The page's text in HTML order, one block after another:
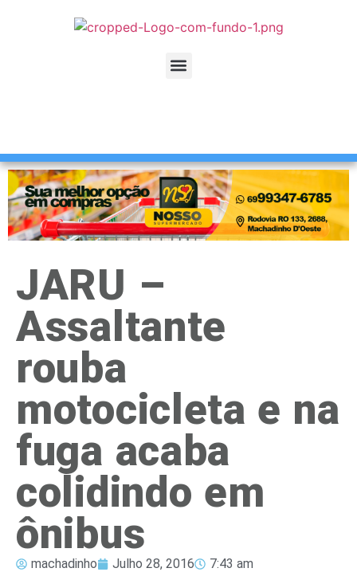
JARU –
Assaltante
rouba
motocicleta e na
fuga acaba
colidindo em
ônibus
machadinho Julho 28, 2016 7:43 am